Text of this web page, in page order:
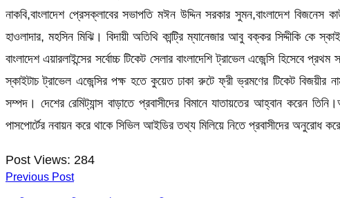
নাকবি,বাংলাদেশ প্রেসক্লাবের সভাপতি মঈন উদ্দিন সরকার সুমন,বাংলাদেশ বিজনেস
হাওলাদার, মহসিন মিঝি। বিদায়ী অতিথি কান্ট্রি ম্যানেজার আবু বক্কর সিদ্দীকি কে
বাংলাদেশ এয়ারলাইন্সের সর্বোচ্চ টিকেট সেলার বাংলাদেশি ট্রাভেল এজেন্সি হিসেবে
স্কাইটাচ ট্রাভেল এজেন্সির পক্ষ হতে কুয়েত ঢাকা রুটে ফ্রী ভ্রমণের টিকেট বিজয়ীর
সম্পদ। দেশের রেমিট্যান্স বাড়াতে প্রবাসীদের বিমানে যাতায়তের আহ্বান করেন
পাসপোর্টের নবায়ন করে থাকে সিভিল আইডির তথ্য মিলিয়ে নিতে প্রবাসীদের অনুরোধ
Post Views: 284
Previous Post